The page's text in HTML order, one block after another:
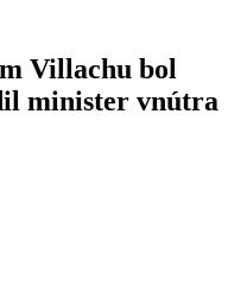
Villachu bol
minister vnútra